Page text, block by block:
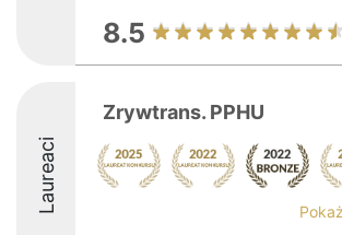
8.5
Laureaci
Zrywtrans. PPHU